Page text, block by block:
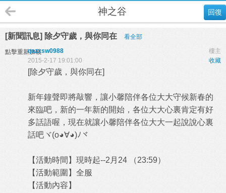
回復
神之谷
[新聞訊息] 除夕守歲，與你同在 看全部
點擊重新加載 樓主
qazxsw0988
收藏
2015-2-17 19:01:00
[除夕守歲，與你同在]
新年鐘聲即將敲響，讓小馨陪伴各位大大守候新春的
來臨吧，新的一年新的開始，各位大大心裏肯定有好
多話語喔，現在就讓小馨陪伴各位大大一起說說心裏
話吧ヾ(o◕∀◕)ﾉヾ
【活動時間】現時起--2月24 （23:59）
【活動範圍】全服
【活動內容】